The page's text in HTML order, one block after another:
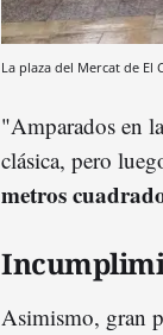
La plaza del Mercat de El
"Amparados en
clásica, pero
metros
Asimismo, gran